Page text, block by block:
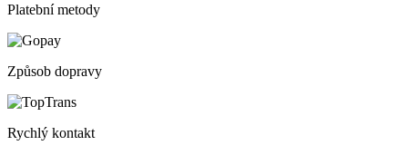
Platební metody
Způsob dopravy
Rychlý kontakt